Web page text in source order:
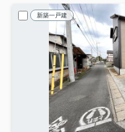
新築一戸建